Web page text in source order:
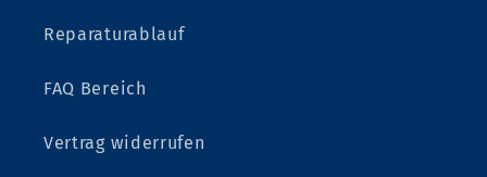
Reparaturablauf
FAQ Bereich
Vertrag widerrufen